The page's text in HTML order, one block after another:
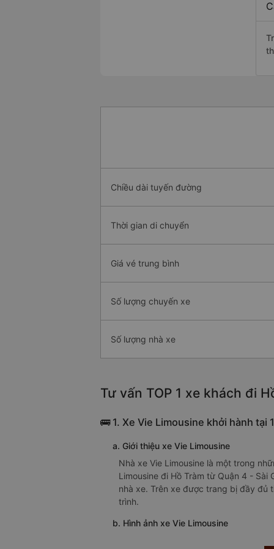
Chiều dài tuyến đường
Thời gian di chuyển
Giá vé trung bình
Số lượng chuyến xe
Số lượng nhà xe
Tư vấn TOP 1 xe khách đi
🚌 1. Xe Vie Limousine khởi hành tại
a. Giới thiệu xe Vie Limousine
Nhà xe Vie Limousine là một trong
Limousine đi Hồ Tràm từ Quận 4 -
nhà xe. Trên xe được trang bị đầy đủ
trình.
b. Hình ảnh xe Vie Limousine